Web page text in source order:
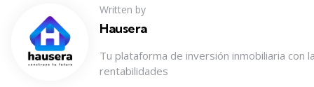
Written by
Hausera
Tu plataforma de inversión inmobiliaria con
rentabilidades